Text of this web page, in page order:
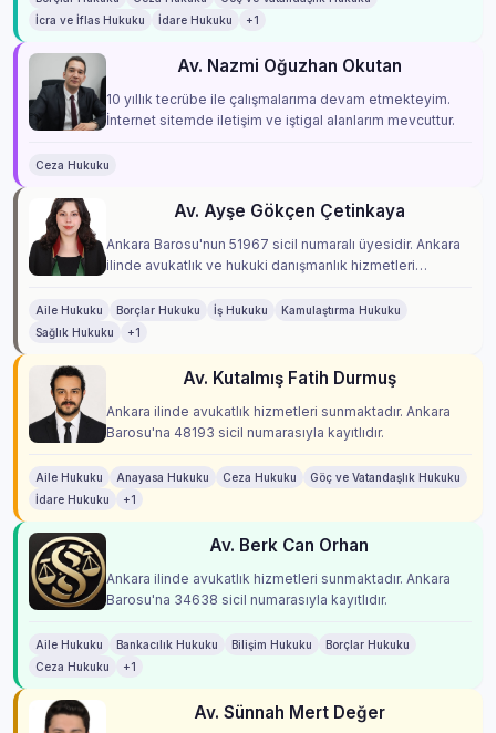
İcra ve İflas Hukuku
İdare Hukuku +1
Av. Nazmi Oğuzhan Okutan
10 yıllık tecrübe ile çalışmalarıma devam etmekteyim.
İnternet sitemde iletişim ve iştigal alanlarım mevcuttur.
Ceza Hukuku
Av. Ayşe Gökçen Çetinkaya
Ankara Barosu'nun 51967 sicil numaralı üyesidir. Ankara
ilinde avukatlık ve hukuki danışmanlık hizmetleri
Aile Hukuku Borçlar Hukuku İş Hukuku
Kamulaştırma Hukuku
Sağlık Hukuku
+1
Av. Kutalmış Fatih Durmuş
Ankara ilinde avukatlık hizmetleri sunmaktadır. Ankara
Barosu'na 48193 sicil numarasıyla kayıtlıdır.
Aile Hukuku Anayasa Hukuku Ceza Hukuku
Göç ve Vatandaşlık Hukuku
İdare Hukuku
+1
Av. Berk Can Orhan
Ankara ilinde avukatlık hizmetleri sunmaktadır. Ankara
Barosu'na 34638 sicil numarasıyla kayıtlıdır.
Aile Hukuku Bankacılık Hukuku Bilişim Hukuku
Borçlar Hukuku
Ceza Hukuku
+1
Av. Sünnah Mert Değer